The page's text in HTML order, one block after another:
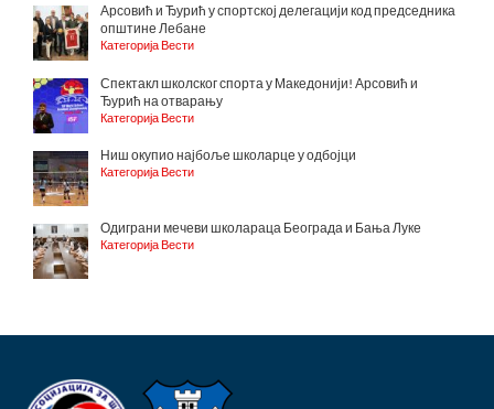
Арсовић и Ђурић у спортској делегацији код председника
општине Лебане
Категорија Вести
Спектакл школског спорта у Македонији! Арсовић и
Ђурић на отварању
Категорија Вести
Ниш окупио најбоље школарце у одбојци
Категорија Вести
Одиграни мечеви школараца Београда и Бања Луке
Категорија Вести